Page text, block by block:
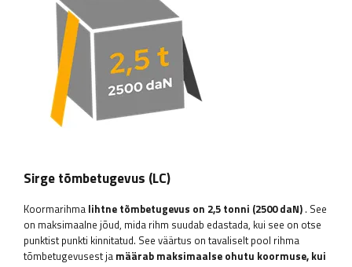
Sirge tõmbetugevus (LC)
Koormarihma lihtne tõmbetugevus on 2,5 tonni (2500 daN) . See
on maksimaalne jõud, mida rihm suudab edastada, kui see on otse
punktist punkti kinnitatud. See väärtus on tavaliselt pool rihma
tõmbetugevusest ja määrab maksimaalse ohutu koormuse, kui